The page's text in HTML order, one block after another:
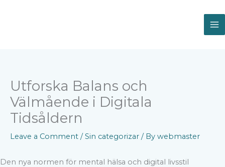
Utforska Balans och
Välmående i Digitala
Tidsåldern
Leave a Comment / Sin categorizar / By webmaster
Den nya normen för mental hälsa och digital livsstil